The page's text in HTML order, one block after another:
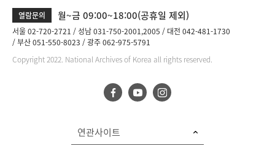
열람문의 월~금 09:00~18:00(공휴일 제외)
서울 02-720-2721 성남 031-750-2001,2005
대전 042-481-1730
부산 051-550-8023
광주 062-975-5791
Copyright 2022. National Archives of Korea all rights reserved.
연관사이트